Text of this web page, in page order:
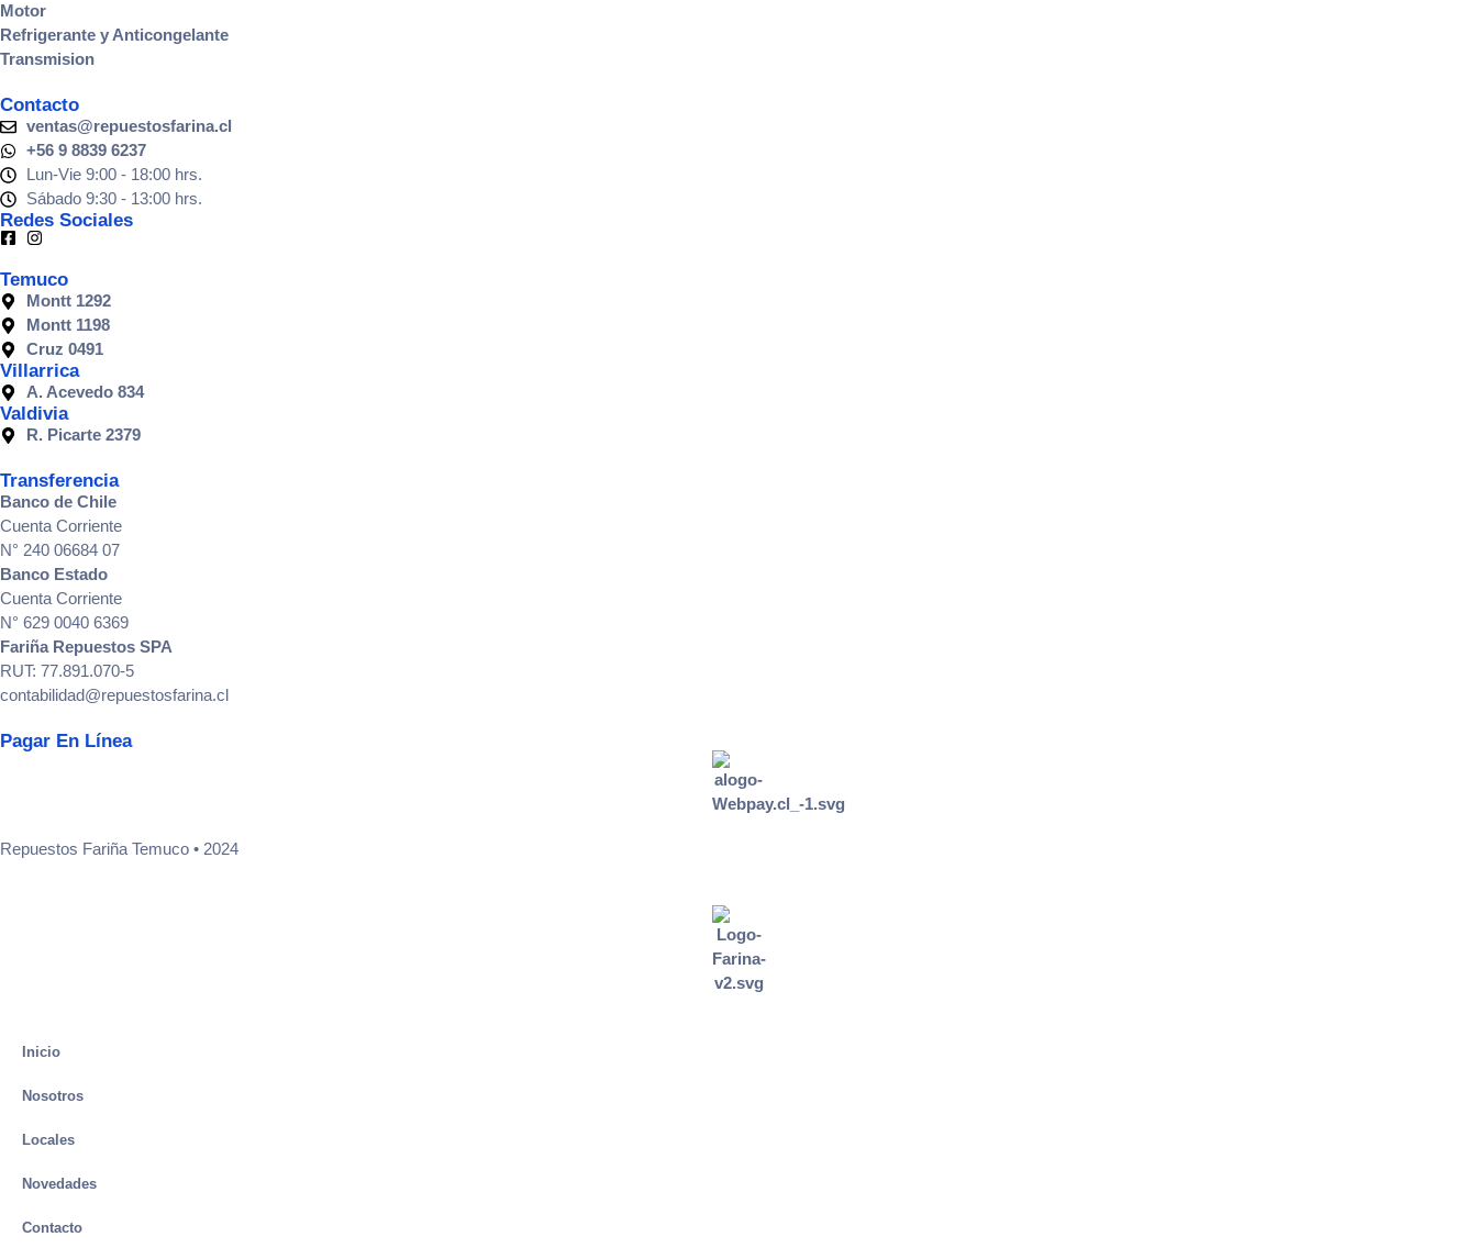
Motor
Refrigerante y Anticongelante
Transmision
Contacto
ventas@repuestosfarina.cl
+56 9 8839 6237
Lun-Vie 9:00 - 18:00 hrs.
Sábado 9:30 - 13:00 hrs.
Redes Sociales
Temuco
Montt 1292
Montt 1198
Cruz 0491
Villarrica
A. Acevedo 834
Valdivia
R. Picarte 2379
Transferencia
Banco de Chile
Cuenta Corriente
N° 240 06684 07
Banco Estado
Cuenta Corriente
N° 629 0040 6369
Fariña Repuestos SPA
RUT: 77.891.070-5
contabilidad@repuestosfarina.cl
Pagar En Línea
Repuestos Fariña Temuco • 2024
Inicio
Nosotros
Locales
Novedades
Contacto